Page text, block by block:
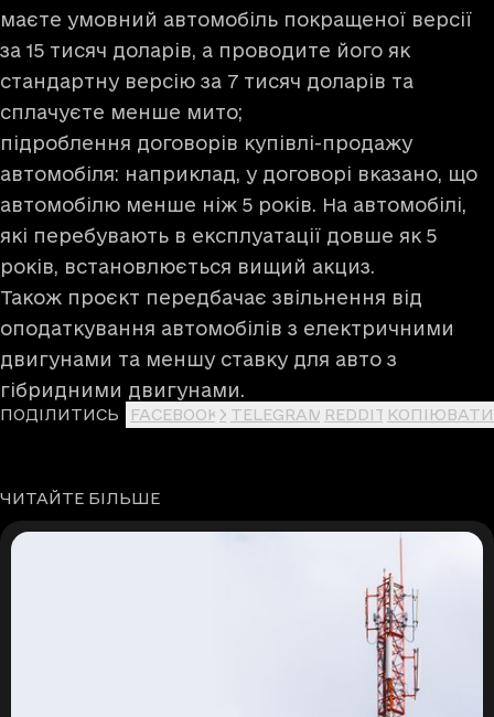
маєте умовний автомобіль покращеної версії
за 15 тисяч доларів, а проводите його як
стандартну версію за 7 тисяч доларів та
сплачуєте менше мито;
підроблення договорів купівлі-продажу
автомобіля: наприклад, у договорі вказано, що
автомобілю менше ніж 5 років. На автомобілі,
які перебувають в експлуатації довше як 5
років, встановлюється вищий акциз.
Також проєкт передбачає звільнення від
оподаткування автомобілів з електричними
двигунами та меншу ставку для авто з
гібридними двигунами.
ПОДІЛИТИСЬ FACEBOOK X TELEGRAM REDDIT КОПІЮВАТИ
ЧИТАЙТЕ БІЛЬШЕ